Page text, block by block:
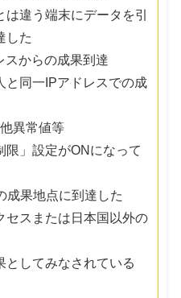
は違う端末にデータを引
した
スからの成果到達
と同一IPアドレスでの成
異常値等
限」設定がONになって
成果地点に到達した
セスまたは日本国以外の
としてみなされている